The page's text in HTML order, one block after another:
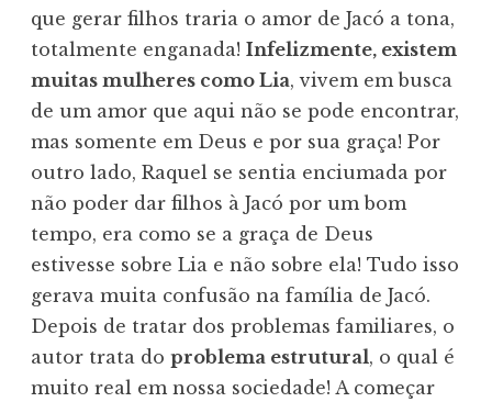
que gerar filhos traria o amor de Jacó a tona,
totalmente enganada! Infelizmente, existem
muitas mulheres como Lia, vivem em busca
de um amor que aqui não se pode encontrar,
mas somente em Deus e por sua graça! Por
outro lado, Raquel se sentia enciumada por
não poder dar filhos à Jacó por um bom
tempo, era como se a graça de Deus
estivesse sobre Lia e não sobre ela! Tudo isso
gerava muita confusão na família de Jacó.
Depois de tratar dos problemas familiares, o
autor trata do problema estrutural, o qual é
muito real em nossa sociedade! A começar